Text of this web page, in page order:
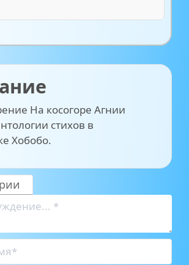
На косогоре Агнии
стихов в
Хобобо.